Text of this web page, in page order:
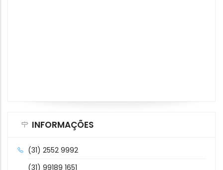
INFORMAÇÕES
(31) 2552 9992
(31) 99189 1651